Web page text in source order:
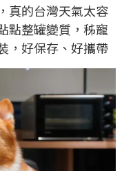
真的台灣天氣太容
點整罐變質，秭寵
，好保存、好攜帶